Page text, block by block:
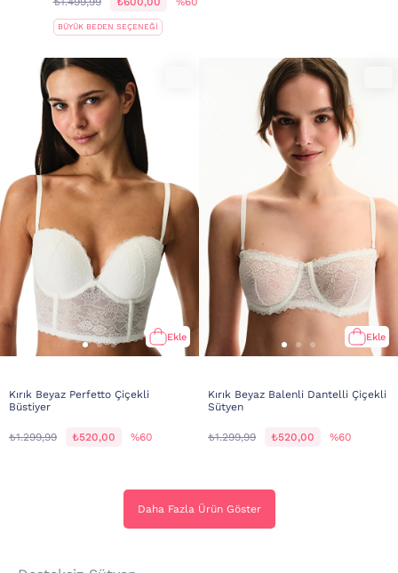
BÜYÜK BEDEN SEÇENEĞİ
Ekle
Kırık Beyaz Perfetto Çiçekli
Büstiyer
₺1.299,99 ₺520,00 %60
Ekle
Kırık Beyaz Balenli Dantelli Çiçekli
Sütyen
₺1.299,99 ₺520,00 %60
Daha Fazla Ürün Göster